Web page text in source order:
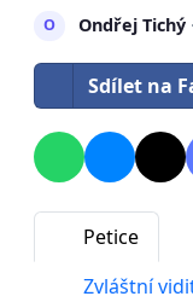
O Ondřej Tichý
Sdílet na
Petice
Zvláštní